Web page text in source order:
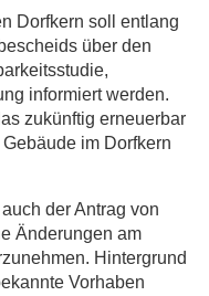
Dorfkern soll entlang
über den
informiert werden.
zukünftig erneuerbar
im Dorfkern
der Antrag von
Änderungen am
Hintergrund
Vorhaben